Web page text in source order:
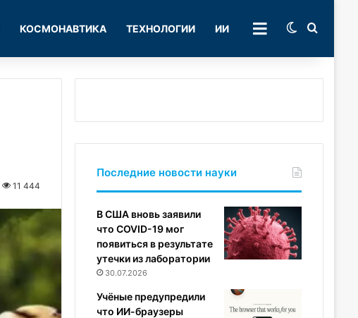
КОСМОНАВТИКА ТЕХНОЛОГИИ ИИ РУБРИКИSwitch skin
11 444
Последние новости науки
В США вновь заявили
что COVID-19 мог
появиться в результате
утечки из лаборатории
30.07.2026
Учёные предупредили
что ИИ-браузеры